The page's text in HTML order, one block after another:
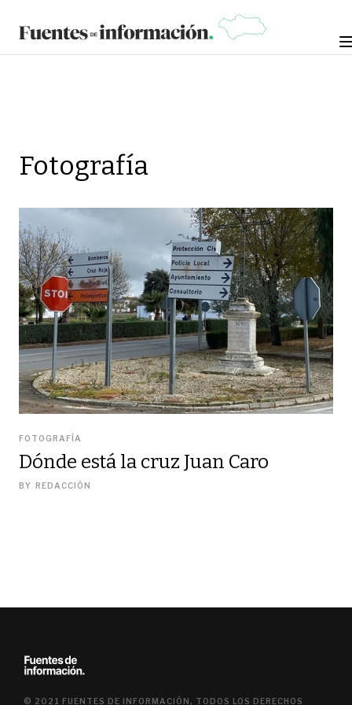
Fotografía
FOTOGRAFÍA
Dónde está la cruz Juan Caro
BY REDACCIÓN
© 2021 FUENTES DE INFORMACIÓN, TODOS LOS DERECHOS